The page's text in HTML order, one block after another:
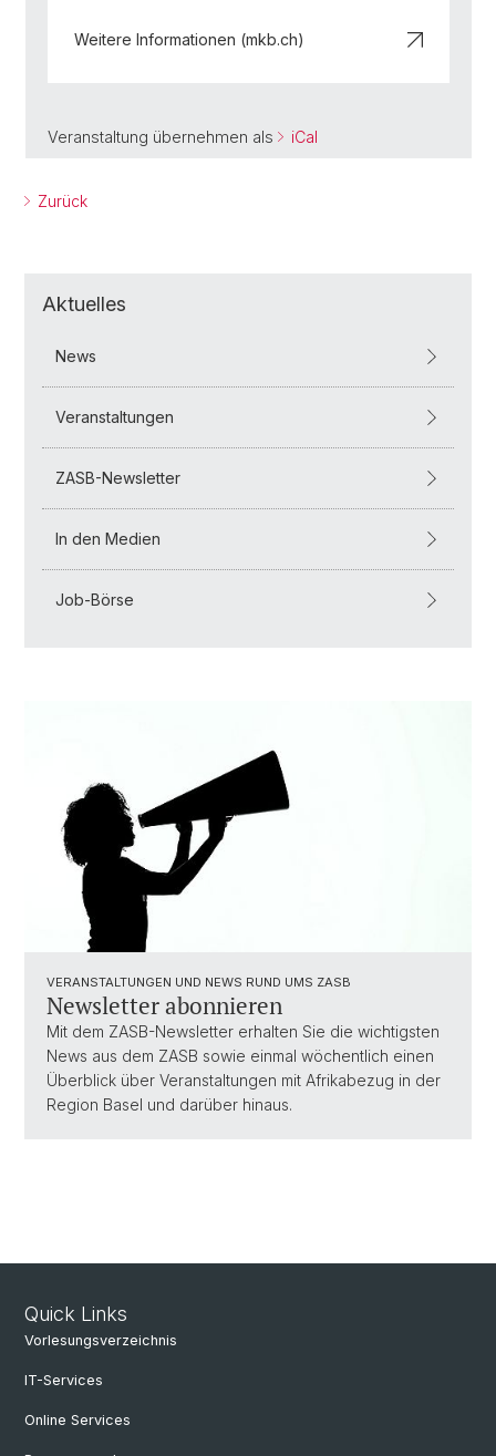
Weitere Informationen (mkb.ch)
Veranstaltung übernehmen als iCal
Zurück
Aktuelles
News
Veranstaltungen
ZASB-Newsletter
In den Medien
Job-Börse
VERANSTALTUNGEN UND NEWS RUND UMS ZASB
Newsletter abonnieren
Mit dem ZASB-Newsletter erhalten Sie die wichtigsten
News aus dem ZASB sowie einmal wöchentlich einen
Überblick über Veranstaltungen mit Afrikabezug in der
Region Basel und darüber hinaus.
Quick Links
Vorlesungsverzeichnis
IT-Services
Online Services